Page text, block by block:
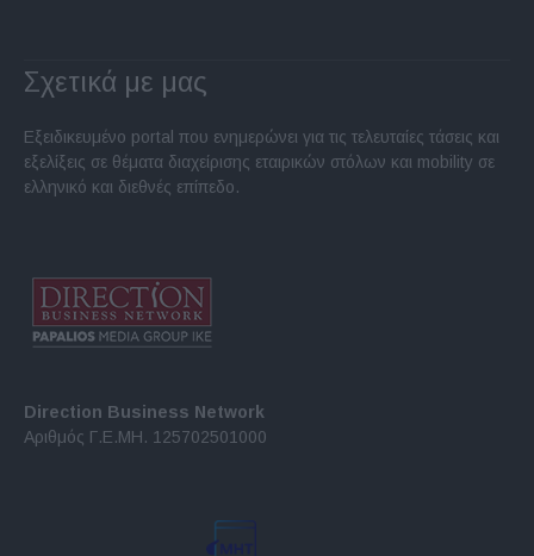
Σχετικά με μας
Εξειδικευμένο portal που ενημερώνει για τις τελευταίες τάσεις και
εξελίξεις σε θέματα διαχείρισης εταιρικών στόλων και mobility σε
ελληνικό και διεθνές επίπεδο.
Direction Business Network
Αριθμός Γ.Ε.ΜΗ. 125702501000